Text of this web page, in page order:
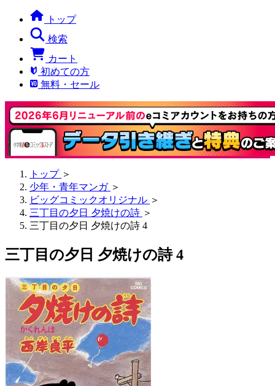
トップ
検索
カート
初めての方
無料・セール
トップ ＞
少年・青年マンガ ＞
ビッグコミックオリジナル ＞
三丁目の夕日 夕焼けの詩 ＞
三丁目の夕日 夕焼けの詩 4
三丁目の夕日 夕焼けの詩 4